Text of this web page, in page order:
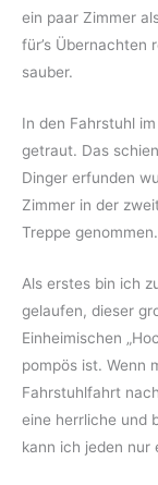
ein paar Zimmer
für’s Übernachten
sauber.
In den Fahrstuhl
getraut. Das
Dinger erfunden
Zimmer in der
Treppe genommen.
Als erstes bin ich
gelaufen, dieser
Einheimischen
pompös ist. Wenn
Fahrstuhlfahrt
eine herrliche und
kann ich jeden nur